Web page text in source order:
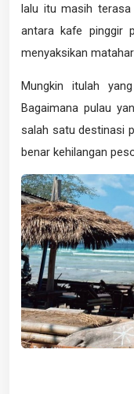
lalu itu masih terasa
antara kafe pinggir
menyaksikan
Mungkin itulah
Bagaimana pulau
salah satu destinasi
benar kehilangan